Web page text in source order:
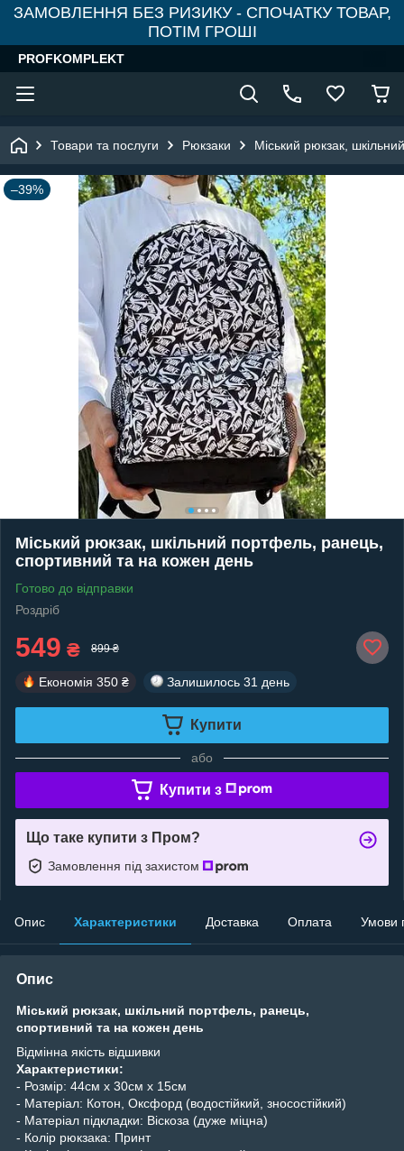
ЗАМОВЛЕННЯ БЕЗ РИЗИКУ - СПОЧАТКУ ТОВАР,
ПОТІМ ГРОШІ
PROFKOMPLEKT
Товари та послуги Рюкзаки Міський рюкзак,
–39%
Міський рюкзак, шкільний портфель, ранець,
спортивний та на кожен день
Готово до відправки
Роздріб
549 ₴ 899 ₴
Економія 350 ₴ Залишилось 31 день
Купити
або
Купити з
Що таке купити з Пром?
Замовлення під захистом
Опис Характеристики Доставка Оплата Умови
Опис
Міський рюкзак, шкільний портфель, ранець,
спортивний та на кожен день
Відмінна якість відшивки
Характеристики:
- Розмір: 44см х 30см х 15см
- Матеріал: Котон, Оксфорд (водостійкий, зносостійкий)
- Матеріал підкладки: Віскоза (дуже міцна)
- Колір рюкзака: Принт